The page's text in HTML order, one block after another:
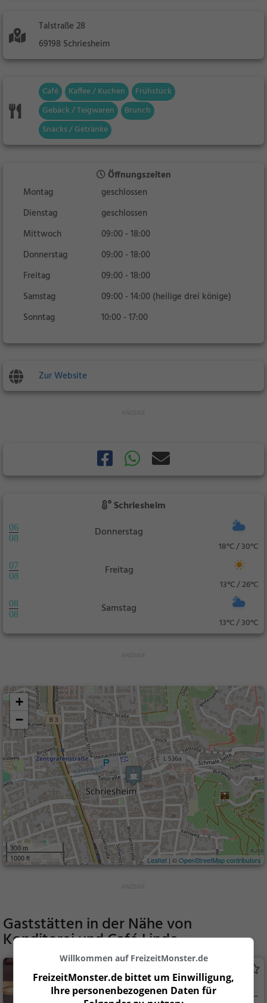
Talstraße 28
69198 Schriesheim
Café Kaffee / Kuchen
Frühstück
Gebäck / Teigwaren
Brunch
Snacks / Getränke
Öffnungszeiten
Montag
geschlossen
Dienstag
geschlossen
Mittwoch
09:00 - 18:00
Donnerstag
09:00 - 18:00
Freitag
09:00 - 18:00
Samstag
09:00 - 14:00 (heilige drei könige)
Sonntag
10:00 - 17:00
Zur Website
Schriesheim
06
08
Donnerstag
18°C / 30°C
07
08
Freitag
13°C / 26°C
08
08
Samstag
13°C / 30°C
+
−
300 m
1000 ft
Leaflet | ©OpenStreetMap contributors
Gaststätten in der Nähe von
Konditorei und Café Linde
Mitten drin
Café in Schriesheim
Willkommen auf FreizeitMonster.de
FreizeitMonster.de bittet um Einwilligung,
Ihre personenbezogenen Daten für